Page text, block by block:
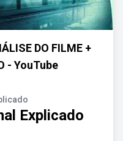
DO FILME +
- YouTube
Explicado